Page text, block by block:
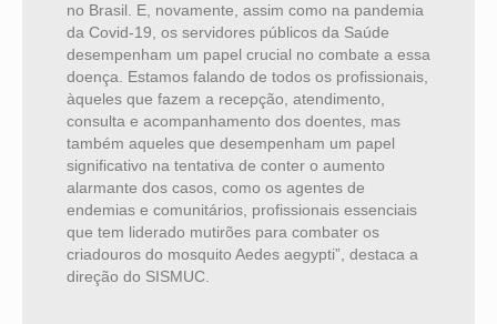
no Brasil. E, novamente, assim como na pandemia
da Covid-19, os servidores públicos da Saúde
desempenham um papel crucial no combate a essa
doença. Estamos falando de todos os profissionais,
àqueles que fazem a recepção, atendimento,
consulta e acompanhamento dos doentes, mas
também aqueles que desempenham um papel
significativo na tentativa de conter o aumento
alarmante dos casos, como os agentes de
endemias e comunitários, profissionais essenciais
que tem liderado mutirões para combater os
criadouros do mosquito Aedes aegypti”, destaca a
direção do SISMUC.